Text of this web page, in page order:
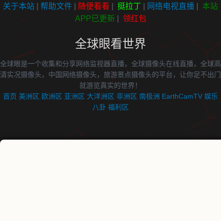
关于本站 帮助文件 随便看看 挺拉丁 网络电视直播
本站
APP已更新| 领红包
全球眼看世界
全球眼是一个收集和分享网络监视器直播，全球摄像头在线直播，全球高
清实况摄像头，中国网络摄像头，旅游景点摄像头的平台，让你足不出门
就游览真实的世界！
首页 美洲区 欧洲区 亚洲区 大洋洲区 非洲区 南极洲 EarthCamTV 娱乐
八卦 福利区